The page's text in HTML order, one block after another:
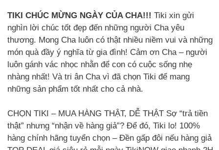
TIKI CHÚC MỪNG NGÀY CỦA CHA!!! Tiki xin gửi
nghìn lời chúc tốt đẹp đến những người Cha yêu
thương. Mong Cha luôn có thật nhiều niềm vui và những
món quà đầy ý nghĩa từ gia đình! Cảm ơn Cha – người
luôn gánh vác nhọc nhằn để con có cuộc sống nhẹ
nhàng nhất! Và tri ân Cha vì đã chọn Tiki để mang
những sản phẩm tốt nhất cho cả nhà.
CHỌN TIKI – MUA HÀNG THẬT, DỄ THẬT Sợ “trả tiền
thật” nhưng “nhận về hàng giả”? Để đó, Tiki lo! 100%
hàng chính hãng tuyển chọn – Đền gấp đôi nếu hàng giả